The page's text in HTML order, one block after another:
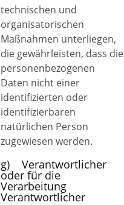
technischen und
organisatorischen
Maßnahmen unterliegen,
die gewährleisten, dass die
personenbezogenen
Daten nicht einer
identifizierten oder
identifizierbaren
natürlichen Person
zugewiesen werden.
g) Verantwortlicher
oder für die
Verarbeitung
Verantwortlicher